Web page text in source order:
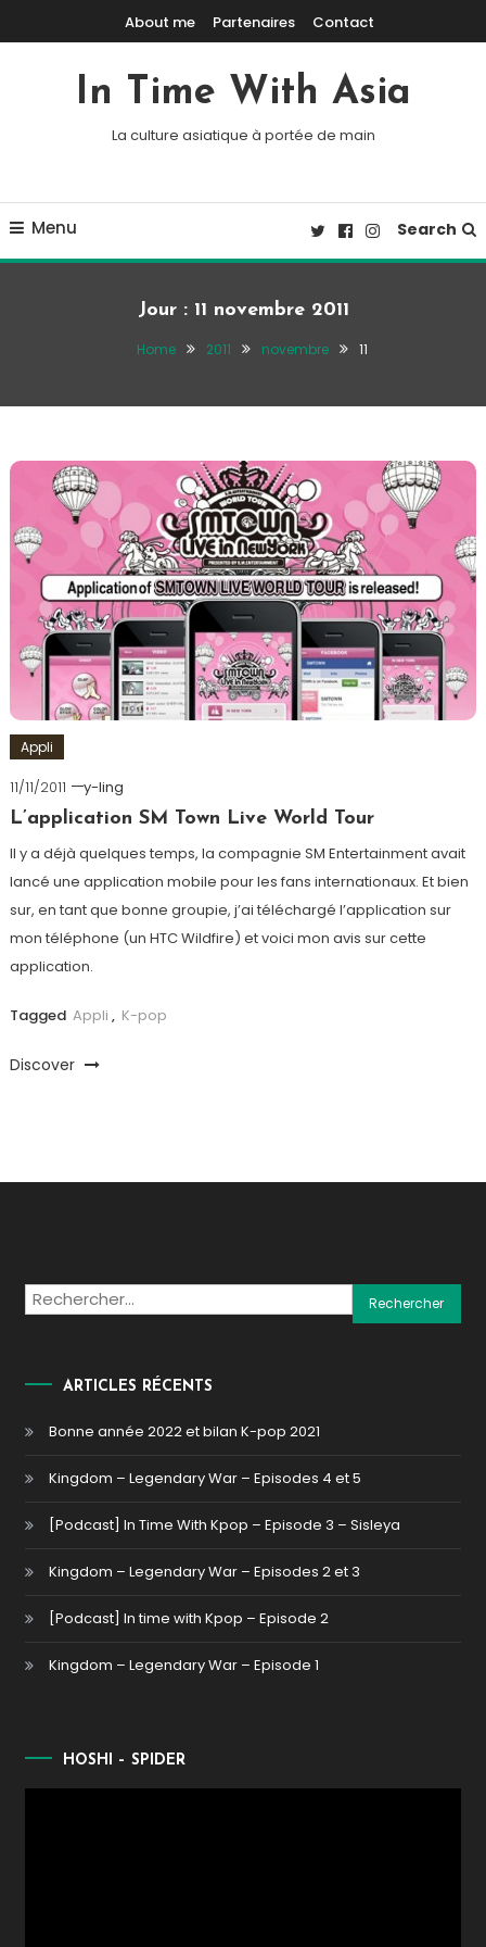
Skip To ContentAbout me Partenaires Contact
In Time With Asia
La culture asiatique à portée de main
Menu Search
Jour : 11 novembre 2011
Home 2011 novembre 11
Appli
11/11/2011
y-ling
L’application SM Town Live World Tour
Il y a déjà quelques temps, la compagnie SM Entertainment avait
lancé une application mobile pour les fans internationaux. Et bien
sur, en tant que bonne groupie, j’ai téléchargé l’application sur
mon téléphone (un HTC Wildfire) et voici mon avis sur cette
application.
Tagged Appli , K-pop
Discover
Rechercher :
ARTICLES RÉCENTS
Bonne année 2022 et bilan K-pop 2021
Kingdom – Legendary War – Episodes 4 et 5
[Podcast] In Time With Kpop – Episode 3 – Sisleya
Kingdom – Legendary War – Episodes 2 et 3
[Podcast] In time with Kpop – Episode 2
Kingdom – Legendary War – Episode 1
HOSHI – SPIDER